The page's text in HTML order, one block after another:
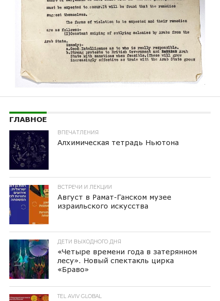
ГЛАВНОЕ
ВПЕЧАТЛЕНИЯ
Алхимическая тетрадь Ньютона
ВСТРЕЧИ И ЛЕКЦИИ
Август в Рамат-Ганском музее
израильского искусства
ДЕТИ ВЫХОДНОГО ДНЯ
«Четыре времени года в затерянном
лесу». Новый спектакль цирка
«Браво»
TEL AVIV GLOBAL